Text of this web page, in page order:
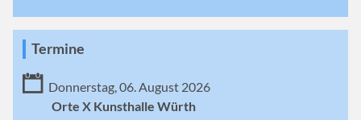
Termine
Donnerstag, 06. August 2026
Orte X Kunsthalle Würth